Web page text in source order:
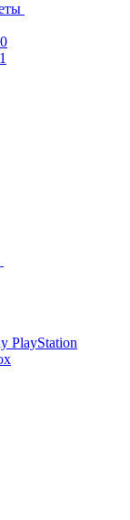
PlayStation